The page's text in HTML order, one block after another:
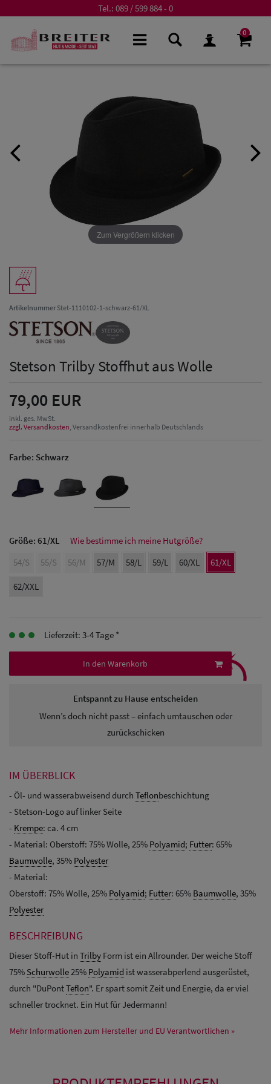
Tel.: 089 / 599 884 - 0
0
Herren Caps
Herren
Baseball Cpas
Schutz Caps
Zum Vergrößern klicken
ArtikelnummerStet-1110102-1-schwarz-61/XL
Stetson Trilby Stoffhut aus Wolle
79,00 EUR
inkl. ges. MwSt.
zzgl. Versandkosten, Versandkostenfrei innerhalb Deutschlands
Farbe: Schwarz
Größe: 61/XL
Wie bestimme ich meine Hutgröße?
54/S
55/S 56/M 57/M 58/L 59/L 60/XL 61/XL
62/XXL
Lieferzeit: 3-4 Tage *
In den Warenkorb
Entspannt zu Hause entscheiden
Wenn’s doch nicht passt – einfach umtauschen oder
zurückschicken
⤹
IM ÜBERBLICK
- Öl- und wasserabweisend durch Teflonbeschichtung
- Stetson-Logo auf linker Seite
- Krempe: ca. 4 cm
- Material: Oberstoff: 75% Wolle, 25% Polyamid; Futter: 65%
Baumwolle, 35% Polyester
- Material:
Oberstoff: 75% Wolle, 25% Polyamid; Futter: 65% Baumwolle, 35%
Polyester
BESCHREIBUNG
Dieser Stoff-Hut in Trilby Form ist ein Allrounder. Der weiche Stoff
75% Schurwolle25% Polyamid ist wasserabperlend ausgerüstet,
durch "DuPontTeflon". Er spart somit Zeit und Energie, da er viel
schneller trocknet. Ein Hut für Jedermann!
Mehr Informationen zum Hersteller und EU Verantwortlichen »